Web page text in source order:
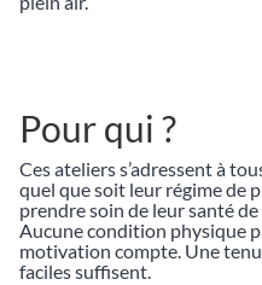
Pour qui ?
Ces ateliers s’adressent à
quel que soit leur régime de
prendre soin de leur santé
Aucune condition physique
motivation compte. Une
faciles suffisent.